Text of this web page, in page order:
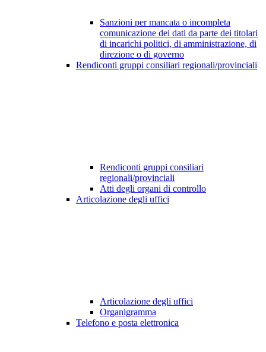
Sanzioni per mancata o incompleta
comunicazione dei dati da parte dei titolari
di incarichi politici, di amministrazione, di
direzione o di governo
Rendiconti gruppi consiliari regionali/provinciali
Rendiconti gruppi consiliari
regionali/provinciali
Atti degli organi di controllo
Articolazione degli uffici
Articolazione degli uffici
Organigramma
Telefono e posta elettronica